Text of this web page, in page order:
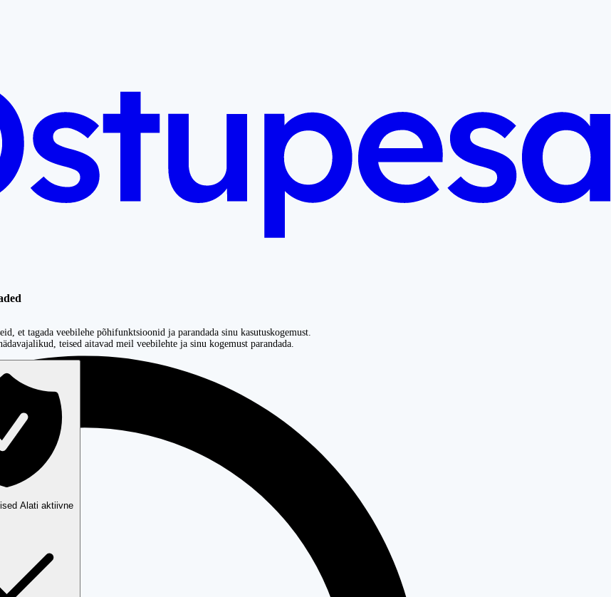
et tagada veebilehe põhifunktsioonid ja parandada sinu kasutuskogemust.
teised aitavad meil veebilehte ja sinu kogemust parandada.